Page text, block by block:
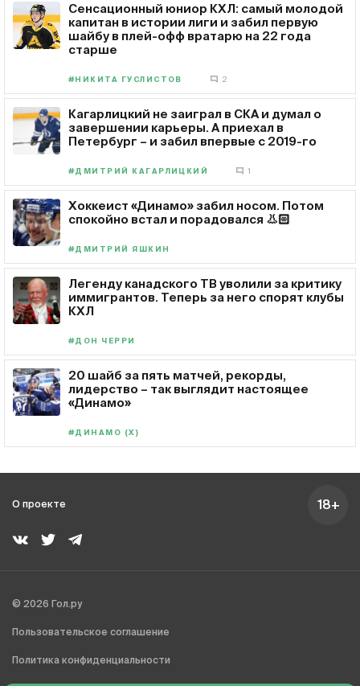
Сенсационный юниор КХЛ: самый молодой
капитан в истории лиги и забил первую
шайбу в плей-офф вратарю на 22 года
старше
#НИКИТА ГУСЛИСТОВ 2
Кагарлицкий не заиграл в СКА и думал о
завершении карьеры. А приехал в
Петербург – и забил впервые с 2019-го
#ДМИТРИЙ КАГАРЛИЦКИЙ 1
Хоккеист «Динамо» забил носом. Потом
спокойно встал и порадовался 👃🏻
#ДМИТРИЙ ЯШКИН
Легенду канадского ТВ уволили за критику
иммигрантов. Теперь за него спорят клубы
КХЛ
#ДОН ЧЕРРИ
20 шайб за пять матчей, рекорды,
лидерство – так выглядит настоящее
«Динамо»
#ДИНАМО (Х)
О проекте 18+
© 2026 Гол.ру
Пользовательское соглашение
Политика конфиденциальности